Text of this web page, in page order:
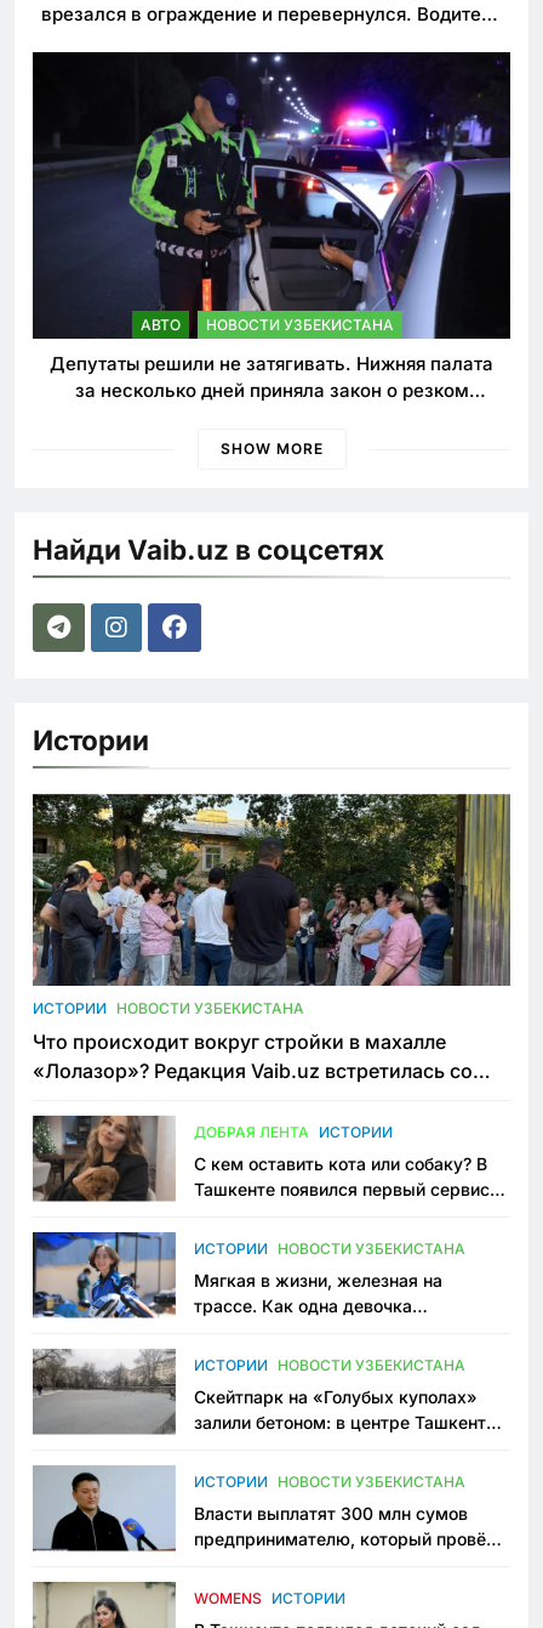
врезался в ограждение и перевернулся. Водитель
АВТО НОВОСТИ УЗБЕКИСТАНА
Депутаты решили не затягивать. Нижняя палата
за несколько дней приняла закон о резком
SHOW MORE
Найди Vaib.uz в соцсетях
Истории
ИСТОРИИ НОВОСТИ УЗБЕКИСТАНА
Что происходит вокруг стройки в махалле
«Лолазор»? Редакция Vaib.uz встретилась со
ДОБРАЯ ЛЕНТА ИСТОРИИ
С кем оставить кота или собаку? В
Ташкенте появился первый сервис
ИСТОРИИ НОВОСТИ УЗБЕКИСТАНА
Мягкая в жизни, железная на
трассе. Как одна девочка
Узбекистане
ИСТОРИИ НОВОСТИ УЗБЕКИСТАНА
Скейтпарк на «Голубых куполах»
залили бетоном: в центре Ташкента
пространство
ИСТОРИИ НОВОСТИ УЗБЕКИСТАНА
Власти выплатят 300 млн сумов
предпринимателю, который провёл
приговору
WOMENS ИСТОРИИ